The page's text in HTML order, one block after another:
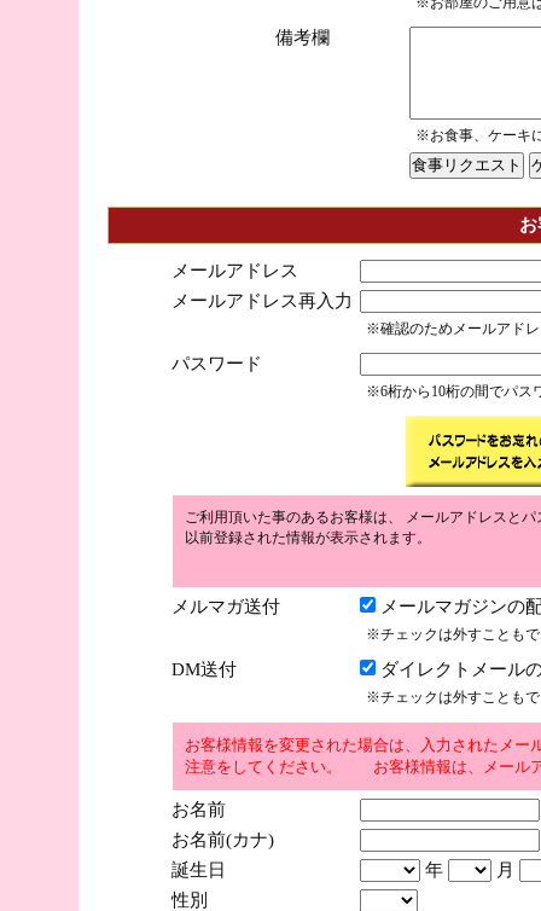
備考欄
※お食事、ケーキ
メールアドレス
メールアドレス再入力
※確認のためメールアド
パスワード
※6桁から10桁の間でパス
ご利用頂いた事のあるお客様は、 メールアドレスと
以前登録された情報が表示されます。
メルマガ送付 メールマガジンの
※チェックは外すことも
DM送付 ダイレクトメール
※チェックは外すことも
お客様情報を変更された場合は、入力されたメ
注意をしてください。 お客様情報は、メール
お名前
お名前(カナ)
誕生日
年
月
性別